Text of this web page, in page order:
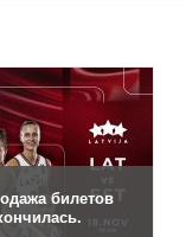
билетов